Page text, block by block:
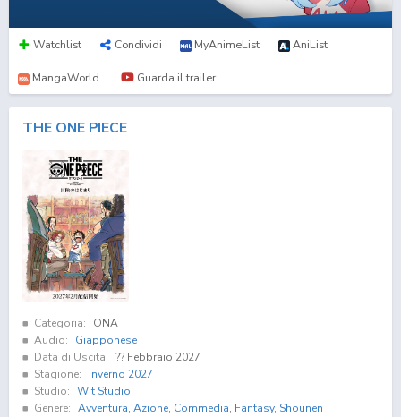
Watchlist Condividi MyAnimeList AniList
MangaWorld Guarda il trailer
THE ONE PIECE
Categoria:
ONA
Audio:
Giapponese
Data di Uscita: ?? Febbraio 2027
Stagione:
Inverno 2027
Studio: Wit Studio
Genere: Avventura, Azione, Commedia, Fantasy, Shounen